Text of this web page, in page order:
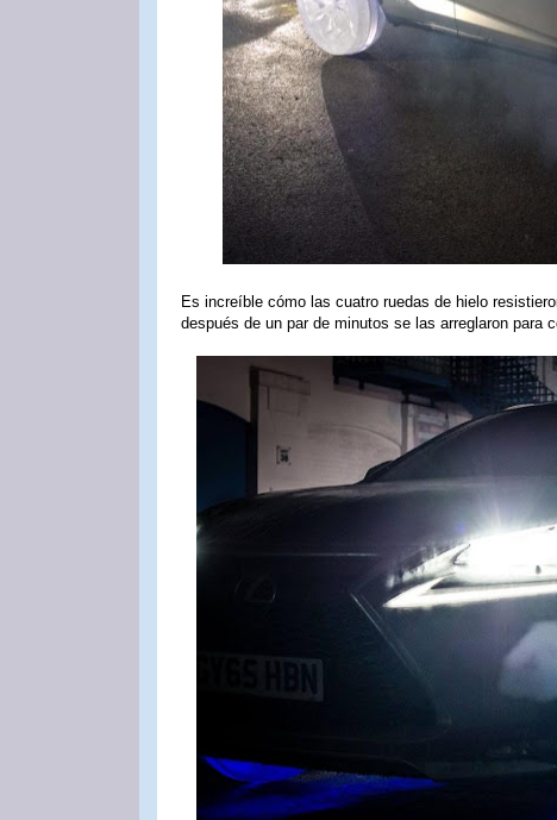
Es increíble cómo las cuatro ruedas de hielo
después de un par de minutos se las arreglaron